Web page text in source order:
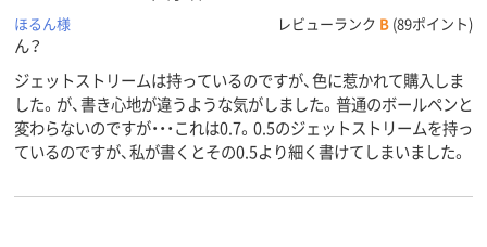
ほるん様
レビューランク B (89ポイント)
ん？
ジェットストリームは持っているのですが、色に惹かれて購入しま
した。が、書き心地が違うような気がしました。普通のボールペンと
変わらないのですが・・・これは0.7。0.5のジェットストリームを持っ
ているのですが、私が書くとその0.5より細く書けてしまいました。